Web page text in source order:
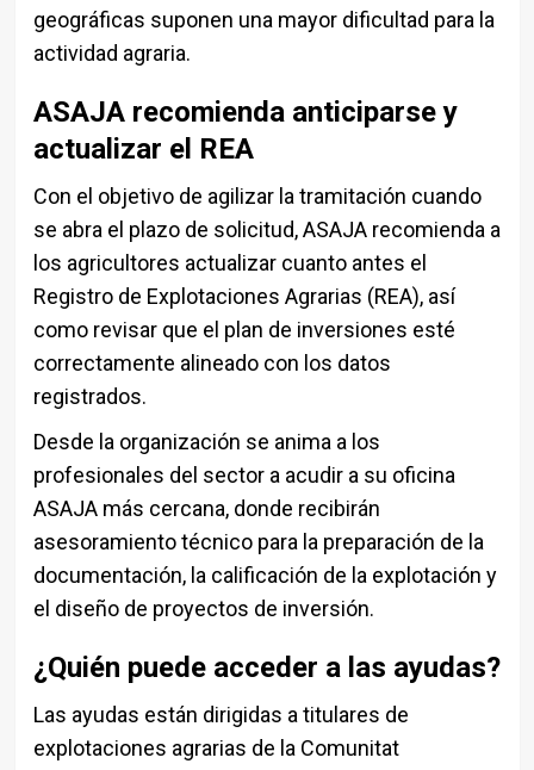
geográficas suponen una mayor dificultad para la
actividad agraria.
ASAJA recomienda anticiparse y
actualizar el REA
Con el objetivo de agilizar la tramitación cuando
se abra el plazo de solicitud, ASAJA recomienda a
los agricultores actualizar cuanto antes el
Registro de Explotaciones Agrarias (REA), así
como revisar que el plan de inversiones esté
correctamente alineado con los datos
registrados.
Desde la organización se anima a los
profesionales del sector a acudir a su oficina
ASAJA más cercana, donde recibirán
asesoramiento técnico para la preparación de la
documentación, la calificación de la explotación y
el diseño de proyectos de inversión.
¿Quién puede acceder a las ayudas?
Las ayudas están dirigidas a titulares de
explotaciones agrarias de la Comunitat